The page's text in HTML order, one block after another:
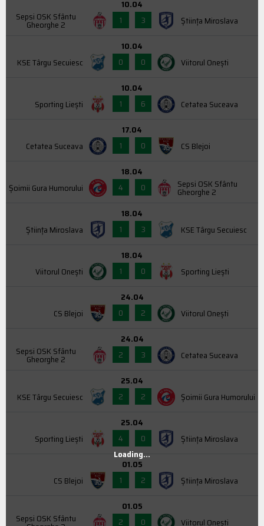
Sepsi OSK Sfântu
Gheorghe 2
10.04
1
3 Știința Miroslava
KSE Târgu Secuiesc
10.04
0
0 Viitorul Onești
Sporting Liești
10.04
1
6 Cetatea Suceava
Cetatea Suceava
17.04
1
0 CS Blejoi
Şoimii Gura Humorului
18.04
4
0 Sepsi OSK Sfântu
Gheorghe 2
Știința Miroslava
18.04
1
3 KSE Târgu Secuiesc
Viitorul Onești
18.04
1
0 Sporting Liești
CS Blejoi
24.04
0
2 Viitorul Onești
Sepsi OSK Sfântu
Gheorghe 2
24.04
2
3 Cetatea Suceava
KSE Târgu Secuiesc
25.04
2
2 Şoimii Gura Humorului
Sporting Liești
25.04
4
0 Știința Miroslava
CS Blejoi
01.05
1
2 Știința Miroslava
Sepsi OSK Sfântu
01.05
2
0 Viitorul Onești
Loading...